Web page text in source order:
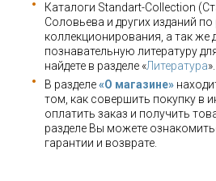
Каталоги Standart-Collection
Соловьева и других изданий
коллекционирования, а так же
познавательную литературу
найдете в разделе «Литература».
В разделе«О магазине»
том, как совершить покупку в
оплатить заказ и получить
разделе Вы можете
гарантии и возврате.